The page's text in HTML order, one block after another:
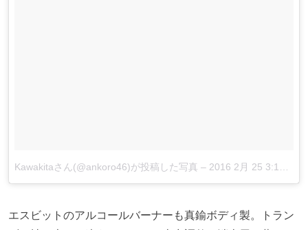
Kawakitaさん(@ankoro46)が投稿した写真 – 2016 2月 25 3:15午前 PST
エスビットのアルコールバーナーも真鍮ボディ製。トラン